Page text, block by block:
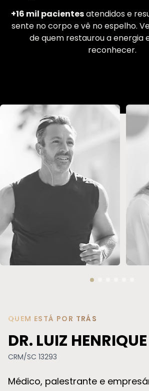
+16 mil pacientesatendidos e
sente no corpo e vê no espelho.
de quem restaurou a energia
reconhecer.
QUEM ESTÁ POR TRÁS
DR. LUIZ HENRIQUE
CRM/SC 13293
Médico, palestrante e